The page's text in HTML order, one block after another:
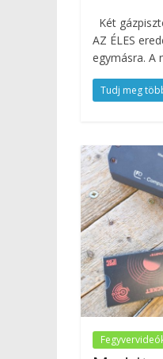
Két
AZ ÉLES
egymásra. A
Tudj meg